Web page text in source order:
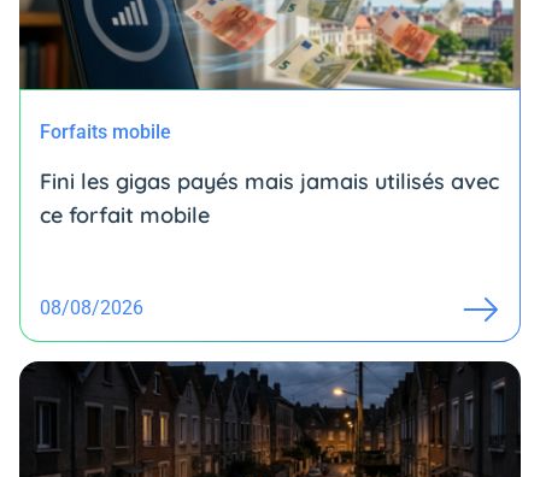
Forfaits mobile
Fini les gigas payés mais jamais utilisés avec
ce forfait mobile
08/08/2026